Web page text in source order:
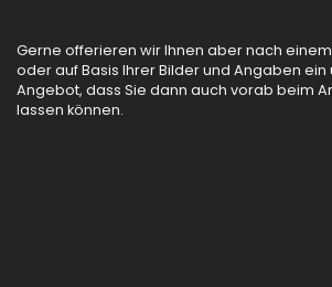
Gerne offerieren wir Ihnen aber nach
oder auf Basis Ihrer Bilder und Angaben
Angebot, dass Sie dann auch vorab beim
lassen können.